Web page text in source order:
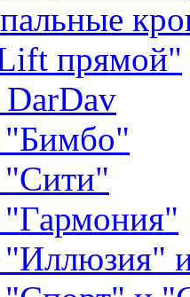
прямой"
"Бимбо"